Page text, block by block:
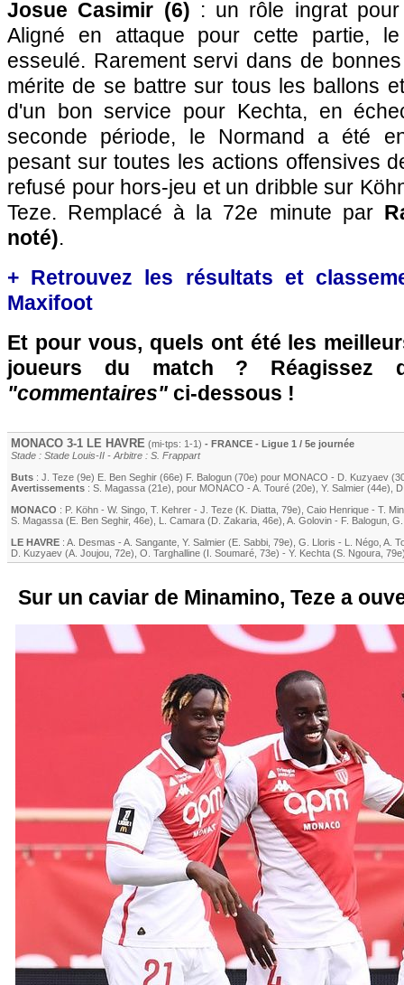
Josue Casimir (6) : un rôle ingrat
Aligné en attaque pour cette partie,
esseulé. Rarement servi dans de
mérite de se battre sur tous les ballons
d'un bon service pour Kechta, en
seconde période, le Normand a été
pesant sur toutes les actions offensives
refusé pour hors-jeu et un dribble sur
Teze. Remplacé à la 72e minute par
noté).
+ Retrouvez les résultats et
Maxifoot
Et pour vous, quels ont été les
joueurs du match ? Réagissez
"commentaires" ci-dessous !
MONACO 3-1 LE HAVRE (mi-tps: 1-1) - FRANCE - Ligue 1 / 5e journée
Stade : Stade Louis-II - Arbitre : S. Frappart
Buts : J. Teze (9e) E. Ben Seghir (66e) F. Balogun (70e) pour MONACO - D. Kuzyaev
Avertissements : S. Magassa (21e) , pour MONACO - A. Touré (20e) Y. Salmier (44e)
MONACO : P. Köhn - W. Singo T. Kehrer - J. Teze (K. Diatta , 79e) Caio Henrique - T.
S. Magassa (E. Ben Seghir, 46e) L. Camara (D. Zakaria , 46e) A. Golovin - F. Balogun
LE HAVRE : A. Desmas - A. Sangante Y. Salmier (E. Sabbi , 79e) G. Lloris - L. Négo A.
D. Kuzyaev (A. Joujou , 72e) O. Targhalline (I. Soumaré , 73e) - Y. Kechta (S. Ngoura ,
Sur un caviar de Minamino, Teze a